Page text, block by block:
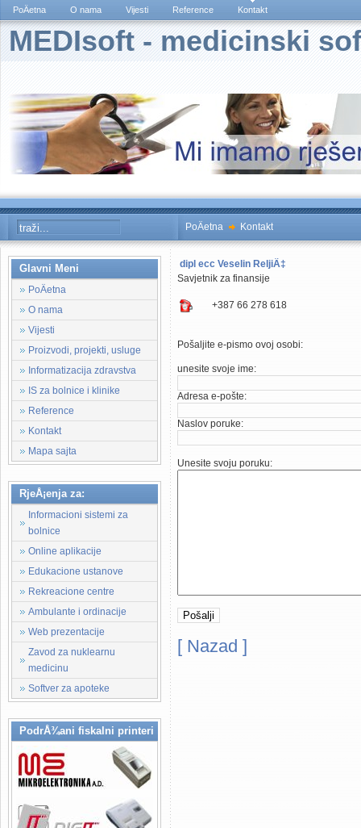
PoÄetna O nama Vijesti Reference Kontakt
MEDIsoft - medicinski
PoÄetna Kontakt
Glavni Meni
PoÄetna
O nama
Vijesti
Proizvodi, projekti, usluge
Informatizacija zdravstva
IS za bolnice i klinike
Reference
Kontakt
Mapa sajta
RjeÅ¡enja za:
Informacioni sistemi za
bolnice
Online aplikacije
Edukacione ustanove
Rekreacione centre
Ambulante i ordinacije
Web prezentacije
Zavod za nuklearnu
medicinu
Softver za apoteke
PodrÅ¾ani fiskalni printeri
dipl ecc Veselin ReljiÄ‡
Savjetnik za finansije
+387 66 278 618
Pošaljite e-pismo ovoj osobi:
unesite svoje ime:
Adresa e-pošte:
Naslov poruke:
Unesite svoju poruku:
[ Nazad ]